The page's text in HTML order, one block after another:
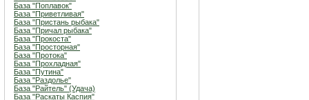
База "Поплавок"
База "Приветливая"
База "Пристань рыбака"
База "Причал рыбака"
База "Прокоста"
База "Просторная"
База "Протока"
База "Прохладная"
База "Путина"
База "Раздолье"
База "Райтель" (Удача)
База "Раскаты Каспия"